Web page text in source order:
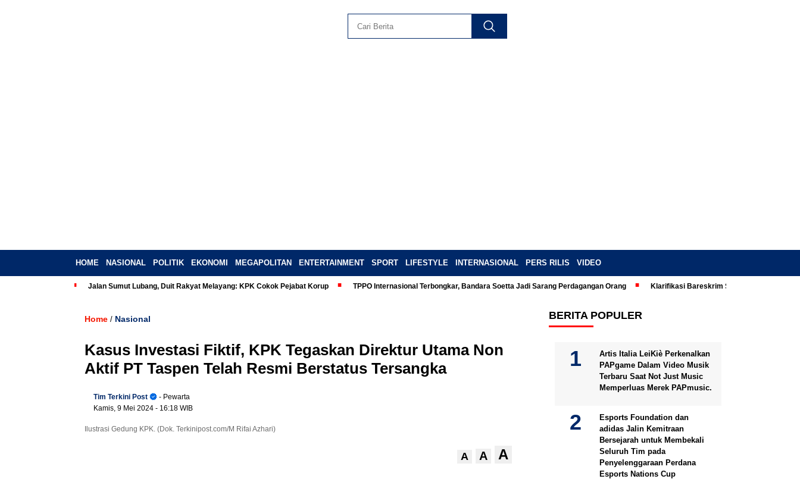
HOME NASIONAL POLITIK EKONOMI MEGAPOLITAN ENTERTAINMENT SPORT LIFESTYLE INTERNASIONAL PERS RILIS VIDEO
Jalan Sumut Lubang, Duit Rakyat Melayang: KPK Cokok Pejabat Korup TPPO Internasional Terbongkar, Bandara Soetta Jadi Sarang Perdagangan Orang Klarifikasi Bareskrim Soal Ijazah Jokowi
Home / Nasional
Kasus Investasi Fiktif, KPK Tegaskan Direktur Utama Non
Aktif PT Taspen Telah Resmi Berstatus Tersangka
Tim Terkini Post
- Pewarta
Kamis, 9 Mei 2024 - 16:18 WIB
Ilustrasi Gedung KPK. (Dok. Terkinipost.com/M Rifai Azhari)
A A A
BERITA POPULER
Artis Italia LeiKiè Perkenalkan
PAPgame Dalam Video Musik
Terbaru Saat Not Just Music
Memperluas Merek PAPmusic.
Esports Foundation dan
adidas Jalin Kemitraan
Bersejarah untuk Membekali
Seluruh Tim pada
Penyelenggaraan Perdana
Esports Nations Cup